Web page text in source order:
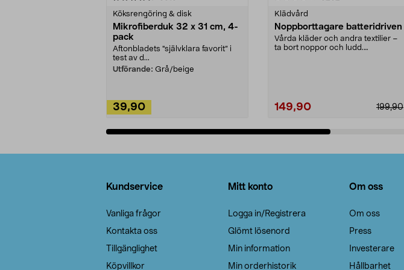
Köksrengöring & disk
Mikrofiberduk 32 x 31 cm, 4-
pack
Aftonbladets "självklara favorit” i
test av d...
Utförande: Grå/beige
39,90
Klädvård
Noppborttagare batteridriven
Vårda kläder och andra textilier –
ta bort noppor och ludd.
199,90
149,90
Kundservice
Vanliga frågor
Kontakta oss
Tillgänglighet
Köpvillkor
Mitt konto
Logga in/Registrera
Glömt lösenord
Min information
Min orderhistorik
Om oss
Om oss
Press
Investerare
Hållbarhet